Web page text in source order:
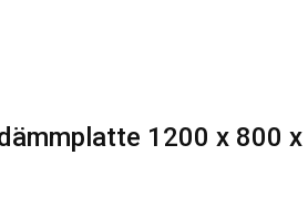
1200 x 800 x